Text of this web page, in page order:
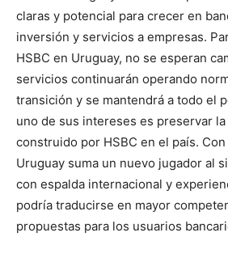
claras y potencial para crecer en
inversión y servicios a empresas.
HSBC en Uruguay, no se esperan
servicios continuarán operando
transición y se mantendrá a todo el
uno de sus intereses es preservar
construido por HSBC en el país.
Uruguay suma un nuevo jugador al
con espalda internacional y
podría traducirse en mayor
propuestas para los usuarios